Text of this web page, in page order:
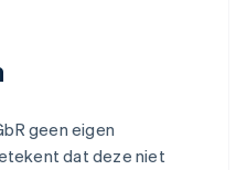
geen eigen
dat deze niet